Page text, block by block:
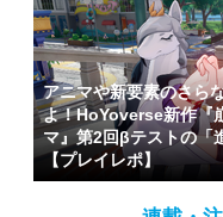
アニマや新要素のさら
よ！HoYoverse新作『
マ』第2回βテストの「
【プレイレポ】